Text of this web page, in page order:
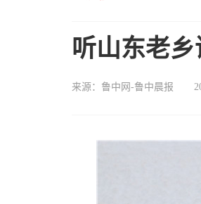
听山东老
来源： 鲁中网-鲁中晨报